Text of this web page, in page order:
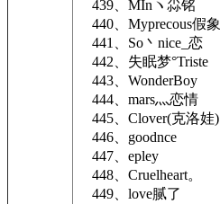
439、MInヽ尛铭
440、Myprecous假象
441、So丶nice_恋
442、失眠梦°Triste
443、WonderBoy
444、mars灬恋情
445、Clover(克洛娃)
446、goodnce
447、epley
448、Cruelheart。
449、love腻了